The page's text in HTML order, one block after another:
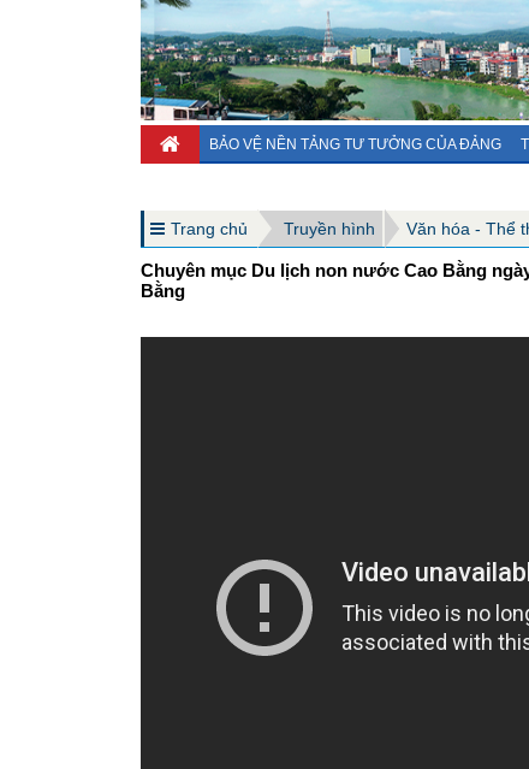
BẢO VỆ NỀN TẢNG TƯ TƯỞNG CỦA ĐẢNG
Trang chủ Truyền hình Văn hóa - Thể
Chuyên mục Du lịch non nước Cao Bằng
Bằng